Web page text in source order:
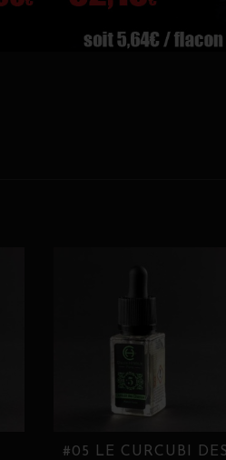
#05 LE CURCUBI DES